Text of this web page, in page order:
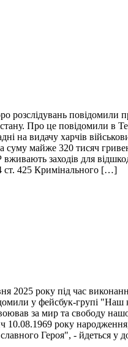
розслідувань повідомили
Про це повідомили в
на видачу харчів
суму майже 320 тисяч
заходів для
ст. 425 Кримінального […]
2025 року під час
у фейсбук-групі
за мир та свободу
10.08.1969 року
Героя", - йдеться у